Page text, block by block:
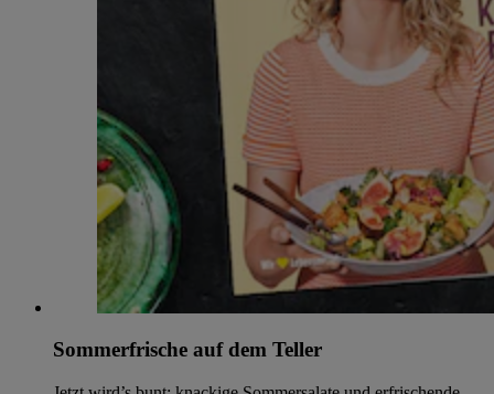
Sommerfrische auf dem Teller